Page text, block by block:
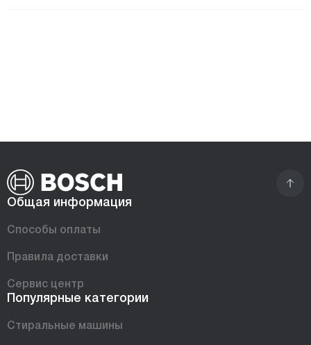
Общая информация
Способы оплаты
Правила доставки
Сервис центр
Популярные категории
Стиральные машины